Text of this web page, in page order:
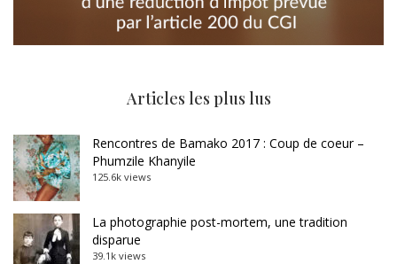
Articles les plus lus
Rencontres de Bamako 2017 : Coup de coeur –
Phumzile Khanyile
125.6k views
La photographie post-mortem, une tradition
disparue
39.1k views